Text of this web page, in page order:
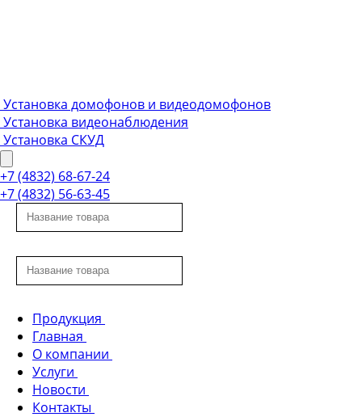
Установка домофонов и видеодомофонов
Установка видеонаблюдения
Установка СКУД
+7 (4832) 68-67-24
+7 (4832) 56-63-45
Продукция
Главная
О компании
Услуги
Новости
Контакты